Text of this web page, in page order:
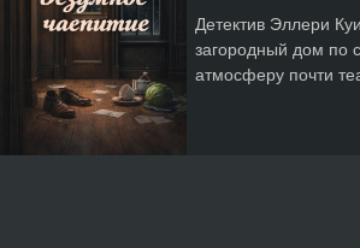
Детектив Эллери
загородный дом по
атмосферу почти